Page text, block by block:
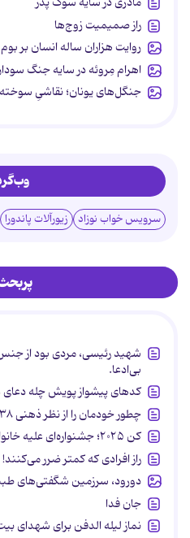
راز صمیمیت زوج‌ها
روایت هزاران ساله انسان بر
اهرام مِروئه در سایه جنگ
جنگل‌های یونان؛ نقاشیِ
سرویس خواب نوزاد زیورآلات پاندورا
شهید رئیسی، مردی بود از
بی‌ادعا.
کدهای پیشواز پویش چله
چطور خودمان را از نظر ذهنی ۳۸ برابر قوی‌تر کنیم؟
کن ۲۰۲۵؛ جشنواره‌ای علیه خانواده
راز افرادی که کمتر ضرر می‌کنند!
دورود، سرزمین شگفتی‌های
جان فدا
نماز لیله الدفن برای شهدای